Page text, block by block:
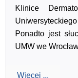
Klinice
Ponadto jest
UMW we
Więcej ...